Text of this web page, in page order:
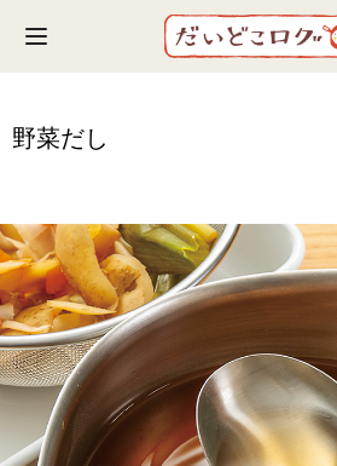
Toggle navigation
野菜だし